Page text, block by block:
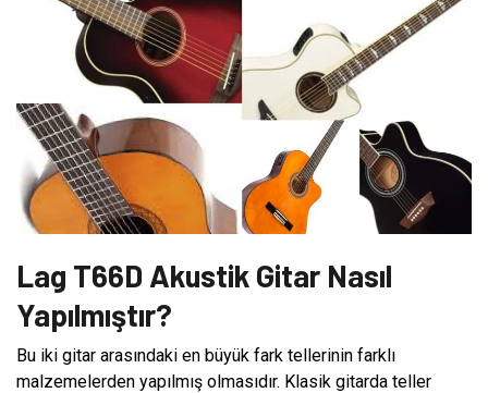
Lag T66D Akustik Gitar Nasıl
Yapılmıştır?
Bu iki gitar arasındaki en büyük fark tellerinin farklı
malzemelerden yapılmış olmasıdır. Klasik gitarda teller